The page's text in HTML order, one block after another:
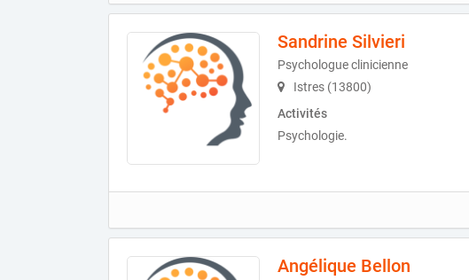
Sandrine Silvieri
Psychologue clinicienne
Istres (13800)
Activités
Psychologie.
Angélique Bellon